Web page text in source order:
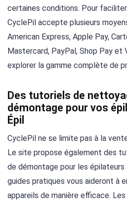
certaines conditions. Pour
CyclePil accepte plusieurs
American Express, Apple Pay,
Mastercard, PayPal, Shop Pay et
explorer la gamme complète de
Des tutoriels de
démontage pour vos
Épil
CyclePil ne se limite pas à la
Le site propose également des
de démontage pour les épilateurs
guides pratiques vous aideront à
appareils de manière efficace.